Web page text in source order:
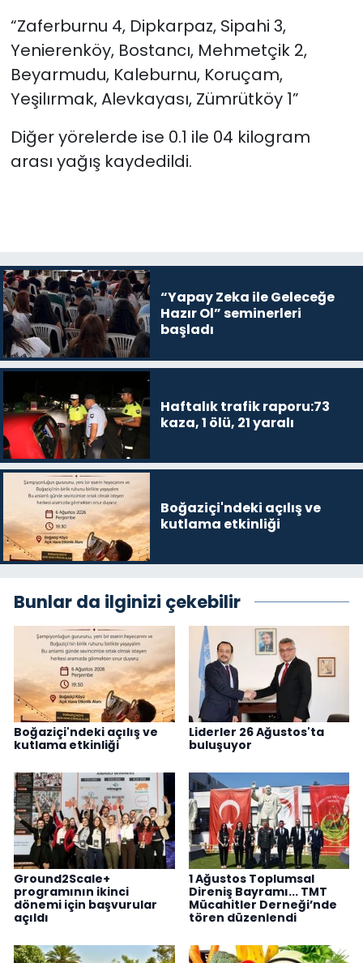
“Zaferburnu 4, Dipkarpaz, Sipahi 3,
Yenierenköy, Bostancı, Mehmetçik 2,
Beyarmudu, Kaleburnu, Koruçam,
Yeşilırmak, Alevkayası, Zümrütköy 1”
Diğer yörelerde ise 0.1 ile 04 kilogram
arası yağış kaydedildi.
“Yapay Zeka ile Geleceğe
Hazır Ol” seminerleri
başladı
Haftalık trafik raporu:73
kaza, 1 ölü, 21 yaralı
Boğaziçi'ndeki açılış ve
kutlama etkinliği
Bunlar da ilginizi çekebilir
Boğaziçi'ndeki açılış ve
kutlama etkinliği
Liderler 26 Ağustos'ta
buluşuyor
Ground2Scale+
programının ikinci
dönemi için başvurular
açıldı
1 Ağustos Toplumsal
Direniş Bayramı... TMT
Mücahitler Derneği’nde
tören düzenlendi
Video Galeri
YAŞAM
Yazarlar